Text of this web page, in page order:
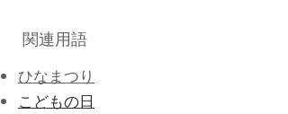
関連用語
ひなまつり
こどもの日